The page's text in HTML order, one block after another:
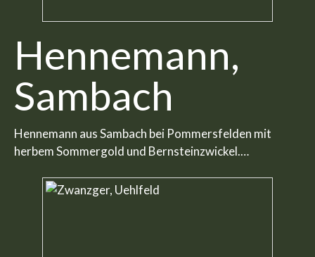
Hennemann,
Sambach
Hennemann aus Sambach bei Pommersfelden mit
herbem Sommergold und Bernsteinzwickel.…